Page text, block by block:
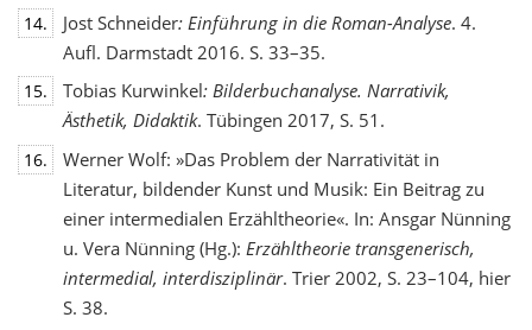
14. Jost Schneider: Einführung in die Roman-Analyse. 4.
Aufl. Darmstadt 2016. S. 33–35.
15. Tobias Kurwinkel: Bilderbuchanalyse. Narrativik,
Ästhetik, Didaktik. Tübingen 2017, S. 51.
16.
Werner Wolf: »Das Problem der Narrativität in
Literatur, bildender Kunst und Musik: Ein Beitrag zu
einer intermedialen Erzähltheorie«. In: Ansgar Nünning
u. Vera Nünning (Hg.): Erzähltheorie transgenerisch,
intermedial, interdisziplinär. Trier 2002, S. 23–104, hier
S. 38.